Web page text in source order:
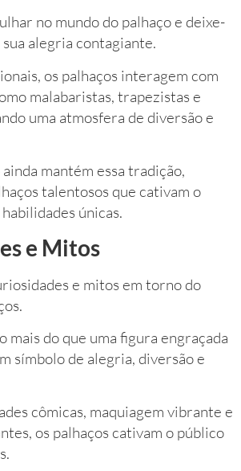
no mundo do palhaço e deixe-
alegria contagiante.
os palhaços interagem com
malabaristas, trapezistas e
uma atmosfera de diversão e
mantém essa tradição,
talentosos que cativam o
únicas.
e Mitos
e mitos em torno do
mais do que uma figura engraçada
símbolo de alegria, diversão e
cômicas, maquiagem vibrante e
os palhaços cativam o público